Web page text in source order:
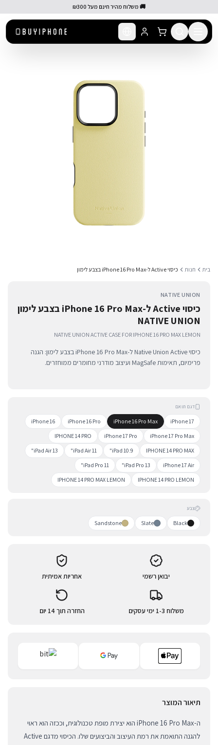
🚚 משלוח מהיר חינם מעל ₪300
בית חנות כיסוי Active ל-iPhone 16 Pro Max בצבע לימון
NATIVE UNION
כיסוי Active ל-iPhone 16 Pro Max בצבע לימון
NATIVE UNION
NATIVE UNION ACTIVE CASE FOR IPHONE 16 PRO MAX LEMON
כיסוי Native Union Active ל-iPhone 16 Pro Max בצבע לימון: הגנה
פרימיום, תאימות MagSafe ועיצוב מודרני מחומרים ממוחזרים.
דגם תואם
iPhone 17
iPhone 16 Pro Max
iPhone 16 Pro
iPhone 16
iPhone 17 Pro Max
iPhone 17 Pro
IPHONE 14 PRO
IPHONE 14 PRO MAX
iPad 10.9"
iPad Air 11"
iPad Air 13"
iPhone 17 Air
iPad Pro 13"
iPad Pro 11"
IPHONE 14 PRO LEMON
IPHONE 14 PRO MAX LEMON
צבע
Black
Slate
Sandstone
יבואן רשמי אחריות אמיתית
משלוח 1-3 ימי עסקים החזרה תוך 14 יום
תיאור המוצר
ה-iPhone 16 Pro Max הוא יצירת מופת טכנולוגית, וככזה הוא ראוי
להגנה התואמת את רמת העיצוב והביצועים שלו. הכיסוי מדגם Active